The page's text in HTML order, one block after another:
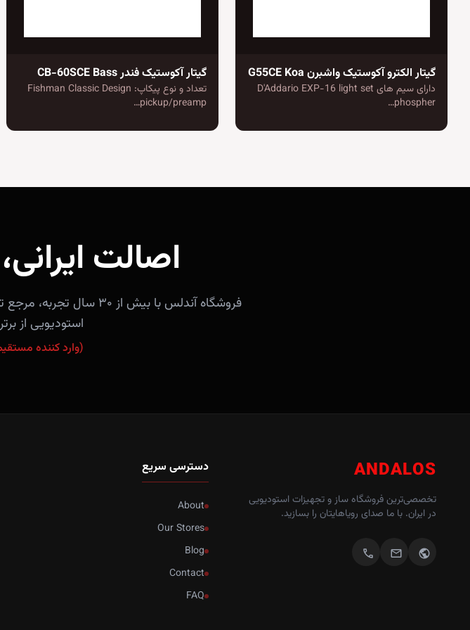
گیتار الکترو آکوستیک واشبرن G55CE Koa
دارای سیم های D'Addario EXP-16 light set
phospher…
گیتار آکوستیک فندر CB-60SCE Bass
تعداد و نوع پیکاپ: Fishman Classic Design
pickup/preamp…
اصالت ایرانی،
فروشگاه آندلس با بیش
استودیویی از
(وارد کننده مستقیم
ANDALOS
تخصصی‌ترین فروشگاه ساز و تجهیزات استودیویی
در ایران. با ما صدای رویاهایتان را بسازید.
public
mail
call
دسترسی سریع
About
Our Stores
Blog
Contact
FAQ